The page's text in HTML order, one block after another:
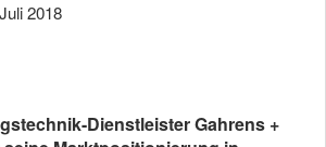
2018
Dienstleister Gahrens +